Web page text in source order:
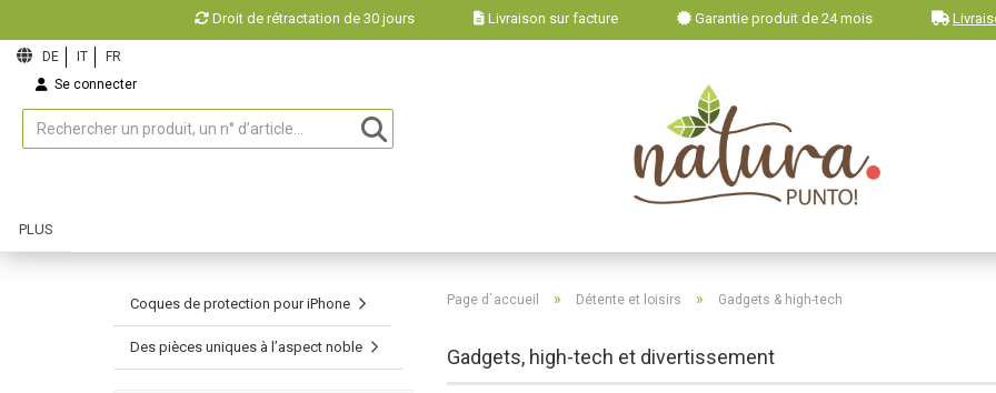
Droit de rétractation de 30 jours Livraison sur facture Garantie produit de 24 mois
Se connecter
PLUS
Page d`accueil » Détente et loisirs » Gadgets & high-tech
Gadgets, high-tech et divertissement
Coques de protection pour iPhone
Des pièces uniques à l’aspect noble